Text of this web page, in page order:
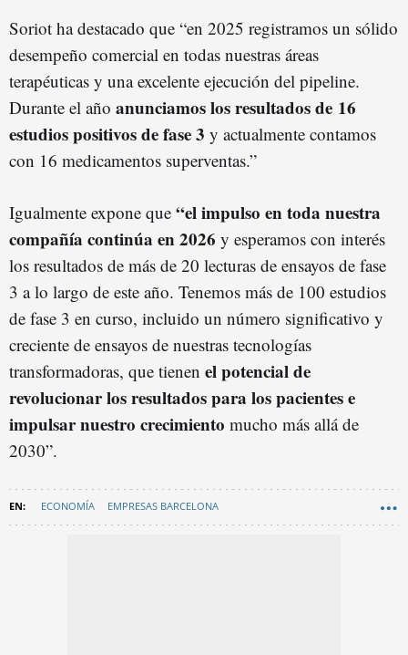
Soriot ha destacado que “en 2025 registramos un sólido
desempeño comercial en todas nuestras áreas
terapéuticas y una excelente ejecución del pipeline.
Durante el año anunciamos los resultados de 16
estudios positivos de fase 3 y actualmente contamos
con 16 medicamentos superventas.”
Igualmente expone que “el impulso en toda nuestra
compañía continúa en 2026 y esperamos con interés
los resultados de más de 20 lecturas de ensayos de fase
3 a lo largo de este año. Tenemos más de 100 estudios
de fase 3 en curso, incluido un número significativo y
creciente de ensayos de nuestras tecnologías
transformadoras, que tienen el potencial de
revolucionar los resultados para los pacientes e
impulsar nuestro crecimiento mucho más allá de
2030”.
ECONOMÍA EMPRESAS BARCELONA